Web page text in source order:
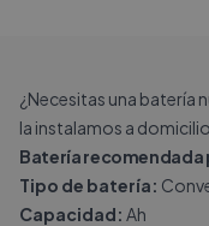
¿Necesitas una batería
la instalamos a
Batería recomendada
Tipo de batería:
Capacidad: Ah